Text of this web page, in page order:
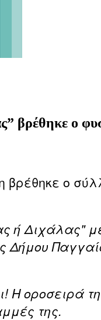
βρέθηκε ο
βρέθηκε ο
ή Διχάλας"
Δήμου
Η
της.